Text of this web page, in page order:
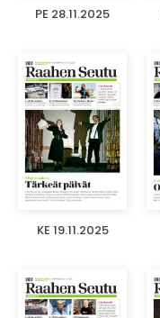
PE 28.11.2025
KE 19.11.2025